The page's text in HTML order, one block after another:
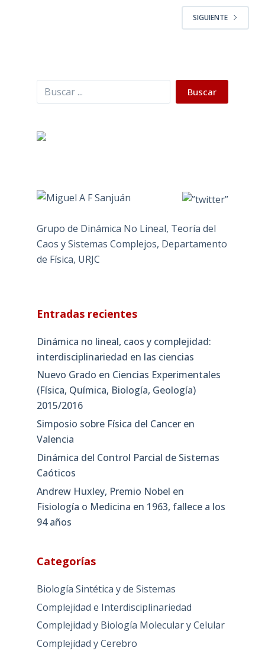
SIGUIENTE
Buscar Buscar
Grupo de Dinámica No Lineal, Teoría del
Caos y Sistemas Complejos, Departamento
de Física, URJC
Entradas recientes
Dinámica no lineal, caos y complejidad:
interdisciplinariedad en las ciencias
Nuevo Grado en Ciencias Experimentales
(Física, Química, Biología, Geología)
2015/2016
Simposio sobre Física del Cancer en
Valencia
Dinámica del Control Parcial de Sistemas
Caóticos
Andrew Huxley, Premio Nobel en
Fisiología o Medicina en 1963, fallece a los
94 años
Categorías
Biología Sintética y de Sistemas
Complejidad e Interdisciplinariedad
Complejidad y Biología Molecular y Celular
Complejidad y Cerebro